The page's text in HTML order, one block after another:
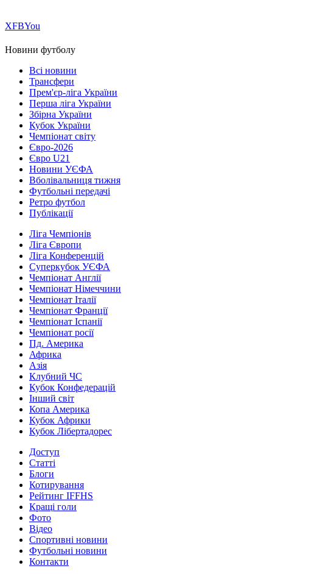
ХFBYou
Новини футболу
Всі новини
Трансфери
Прем'єр-ліга України
Перша ліга України
Збірна України
Кубок України
Чемпіонат світу
Євро-2026
Євро U21
Новини УЄФА
Вболівальниця тижня
Футбольні передачі
Ретро футбол
Публікації
Ліга Чемпіонів
Ліга Європи
Ліга Конференцій
Суперкубок УЄФА
Чемпіонат Англії
Чемпіонат Німеччини
Чемпіонат Італії
Чемпіонат Франції
Чемпіонат Іспанії
Чемпіонат росії
Пд. Америка
Африка
Азія
Клубний ЧС
Кубок Конфедерацій
Інший світ
Копа Америка
Кубок Африки
Кубок Лібертадорес
Доступ
Статті
Блоги
Котирування
Рейтинг IFFHS
Кращі голи
Фото
Відео
Спортивні новини
Футбольні новини
Контакти